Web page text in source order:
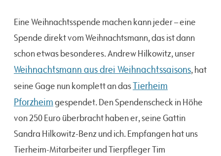
Eine Weihnachtsspende machen kann jeder – eine
Spende direkt vom Weihnachtsmann, das ist dann
schon etwas besonderes. Andrew Hilkowitz, unser
Weihnachtsmann aus drei Weihnachtssaisons, hat
seine Gage nun komplett an dasTierheim
Pforzheimgespendet. Den Spendenscheck in Höhe
von 250 Euro überbracht haben er, seine Gattin
Sandra Hilkowitz-Benz und ich. Empfangen hat uns
Tierheim-Mitarbeiter und Tierpfleger Tim